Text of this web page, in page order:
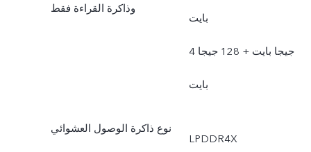
وذاكرة القراءة فقط
بايت
4 جيجا بايت + 128 جيجا
بايت
نوع ذاكرة الوصول العشوائي
LPDDR4X